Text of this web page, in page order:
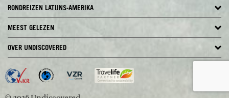
RONDREIZEN LATIJNS-AMERIKA
MEEST GELEZEN
OVER UNDISCOVERED